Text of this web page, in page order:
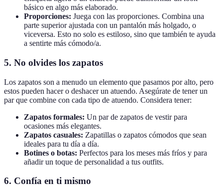
básico en algo más elaborado.
Proporciones: Juega con las proporciones. Combina una
parte superior ajustada con un pantalón más holgado, o
viceversa. Esto no solo es estiloso, sino que también te ayuda
a sentirte más cómodo/a.
5. No olvides los zapatos
Los zapatos son a menudo un elemento que pasamos por alto, pero
estos pueden hacer o deshacer un atuendo. Asegúrate de tener un
par que combine con cada tipo de atuendo. Considera tener:
Zapatos formales: Un par de zapatos de vestir para
ocasiones más elegantes.
Zapatos casuales: Zapatillas o zapatos cómodos que sean
ideales para tu día a día.
Botines o botas: Perfectos para los meses más fríos y para
añadir un toque de personalidad a tus outfits.
6. Confía en ti mismo